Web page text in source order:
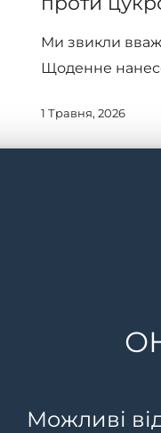
цукрового
Ми звикли
Щоденне
1 Травня, 2026
Можливі